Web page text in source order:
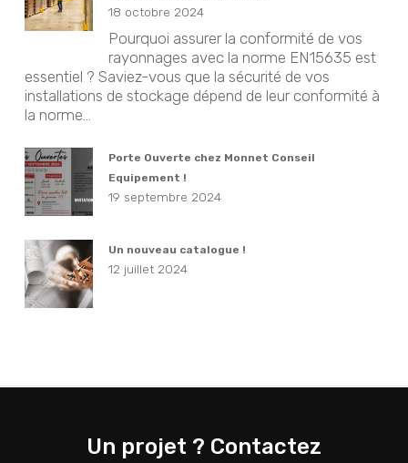
18 octobre 2024
Pourquoi assurer la conformité de vos
rayonnages avec la norme EN15635 est
essentiel ? Saviez-vous que la sécurité de vos
installations de stockage dépend de leur conformité à
la norme...
Porte Ouverte chez Monnet Conseil
Equipement !
19 septembre 2024
Un nouveau catalogue !
12 juillet 2024
Un projet ? Contactez